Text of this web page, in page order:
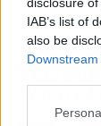
IAB’s list of
also be
juntos en